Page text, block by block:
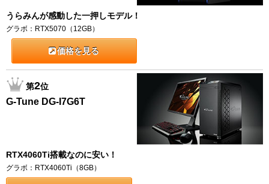
うらみんが感動した一押しモデル！
グラボ：RTX5070（12GB）
価格を見る
第2位
G-Tune DG-I7G6T
RTX4060Ti搭載なのに安い！
グラボ：RTX4060Ti（8GB）